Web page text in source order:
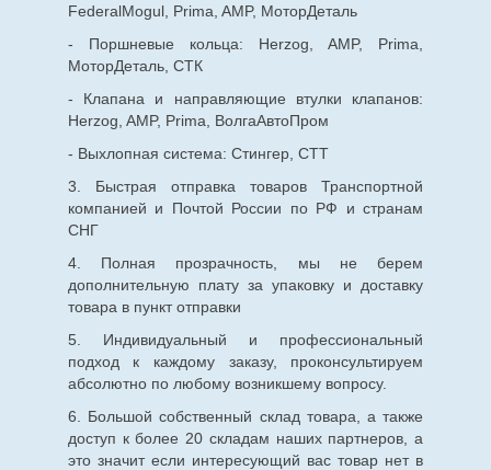
FederalMogul, Prima, AMP, МоторДеталь
- Поршневые кольца: Herzog, AMP, Prima,
МоторДеталь, СТК
- Клапана и направляющие втулки клапанов:
Herzog, AMP, Prima, ВолгаАвтоПром
- Выхлопная система: Стингер, СТТ
3. Быстрая отправка товаров Транспортной
компанией и Почтой России по РФ и странам
СНГ
4. Полная прозрачность, мы не берем
дополнительную плату за упаковку и доставку
товара в пункт отправки
5. Индивидуальный и профессиональный
подход к каждому заказу, проконсультируем
абсолютно по любому возникшему вопросу.
6. Большой собственный склад товара, а также
доступ к более 20 складам наших партнеров, а
это значит если интересующий вас товар нет в